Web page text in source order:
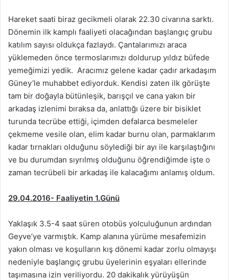
Hareket saati biraz gecikmeli olarak 22.30 civarına sarktı.
Dönemin ilk kamplı faaliyeti olacağından başlangıç grubu
katılım sayısı oldukça fazlaydı. Çantalarımızı araca
yüklemeden önce termoslarımızı doldurup yıldız büfede
yemeğimizi yedik. Aracımız gelene kadar çadır arkadaşım
Güney’le muhabbet ediyorduk. Kendisi zaten ilk görüşte
tam bir doğayla bütünleşik, barışçıl ve cana yakın bir
arkadaş izlenimi bıraksa da, anlattığı üzere bir bisiklet
turunda tecrübe ettiği, içimden defalarca besmeleler
çekmeme vesile olan, elim kadar burnu olan, parmaklarım
kadar tırnakları olduğunu söylediği bir ayı ile karşılaştığını
ve bu durumdan sıyrılmış olduğunu öğrendiğimde işte o
zaman tecrübeli bir arkadaş ile kalacağımı anlamış oldum.
29.04.2016- Faaliyetin 1.Günü
Yaklaşık 3.5-4 saat süren otobüs yolculuğunun ardından
Geyve’ye varmıştık. Kamp alanına yürüme mesafemizin
yakın olması ve koşulların kış dönemi kadar zorlu olmayışı
nedeniyle başlangıç grubu üyelerinin eşyaları ellerinde
taşımasına izin veriliyordu. 20 dakikalık yürüyüşün